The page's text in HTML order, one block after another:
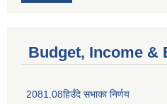
Budget, Income &
2081.08हिउँदे सभाका निर्णय